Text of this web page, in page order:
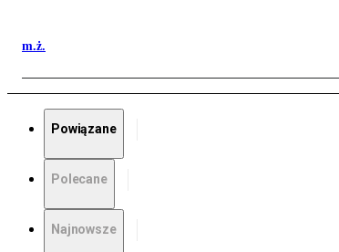
m.ż.
Powiązane
Polecane
Najnowsze